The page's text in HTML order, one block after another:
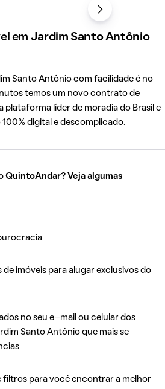
em Jardim Santo Antônio
Santo Antônio com facilidade é no
temos um novo contrato de
plataforma líder de moradia do Brasil e
digital e descomplicado.
QuintoAndar? Veja algumas
de imóveis para alugar exclusivos do
no seu e-mail ou celular dos
Santo Antônio que mais se
filtros para você encontrar a melhor